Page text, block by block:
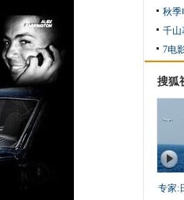
秋季
千山
7电
搜狐
专家: